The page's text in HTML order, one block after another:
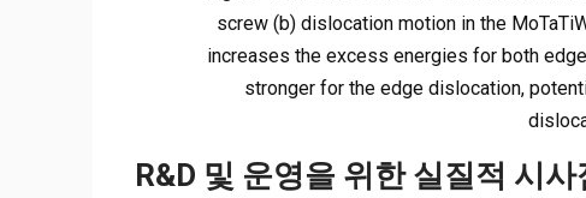
screw (b) dislocation motion in the
increases the excess energies for both
stronger for the edge dislocation,
R&D 및 운영을 위한 실질적 시사